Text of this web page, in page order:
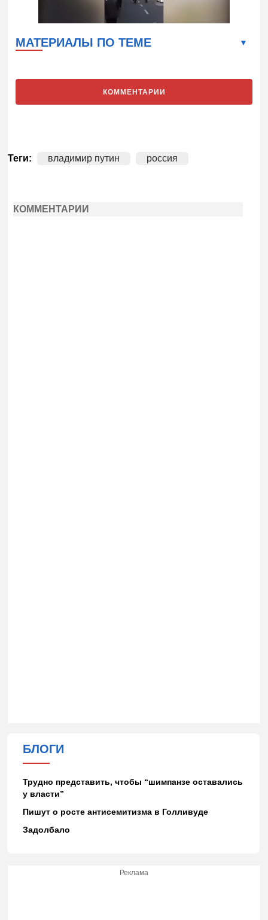
МАТЕРИАЛЫ ПО ТЕМЕ
КОММЕНТАРИИ
Теги: владимир путин россия
КОММЕНТАРИИ
БЛОГИ
Трудно представить, чтобы “шимпанзе оставались
у власти”
Пишут о росте антисемитизма в Голливуде
Задолбало
Реклама